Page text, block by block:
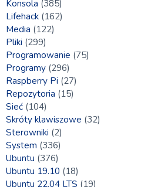
Konsola (385)
Lifehack (162)
Media (122)
Pliki (299)
Programowanie (75)
Programy (296)
Raspberry Pi (27)
Repozytoria (15)
Sieć (104)
Skróty klawiszowe (32)
Sterowniki (2)
System (336)
Ubuntu (376)
Ubuntu 19.10 (18)
Ubuntu 22.04 LTS (19)